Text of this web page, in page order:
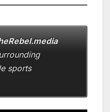
sports